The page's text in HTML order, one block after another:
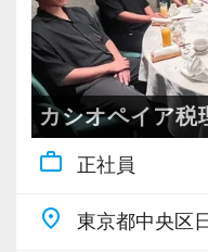
＜学びを後押し＞
・書籍購入費／研
・隔月で税法・実
・資格取得を目指
＜募集の背景＞
・組織力強化に向
カシオペイア税
work_outline 正社員
place 東京都中央区